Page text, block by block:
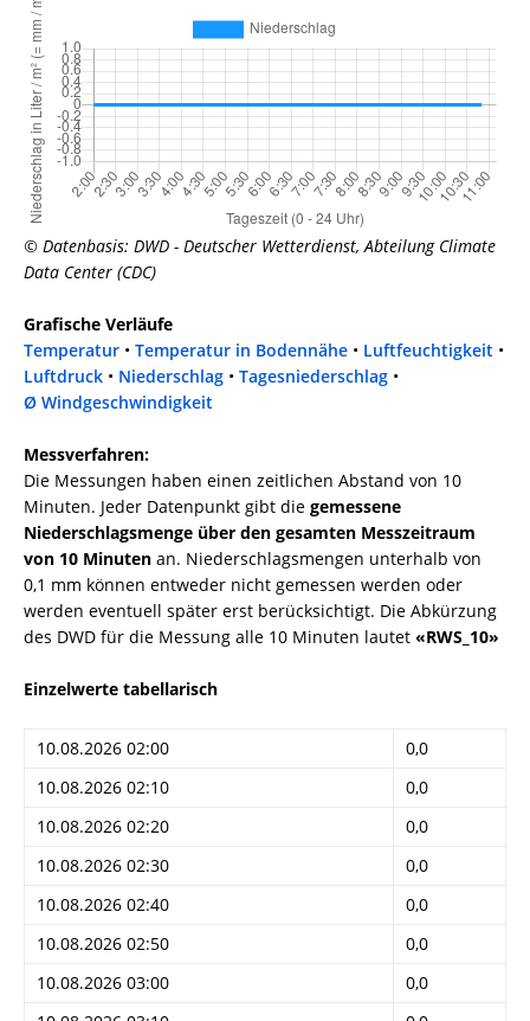
© Datenbasis: DWD - Deutscher Wetterdienst, Abteilung Climate
Data Center (CDC)
Grafische Verläufe
Temperatur • Temperatur in Bodennähe • Luftfeuchtigkeit •
Luftdruck • Niederschlag • Tagesniederschlag •
Ø Windgeschwindigkeit
Messverfahren:
Die Messungen haben einen zeitlichen Abstand von 10
Minuten. Jeder Datenpunkt gibt die gemessene
Niederschlagsmenge über den gesamten Messzeitraum
von 10 Minuten an. Niederschlagsmengen unterhalb von
0,1 mm können entweder nicht gemessen werden oder
werden eventuell später erst berücksichtigt. Die Abkürzung
des DWD für die Messung alle 10 Minuten lautet «RWS_10»
Einzelwerte tabellarisch
10.08.2026 02:00
0,0
10.08.2026 02:10
0,0
10.08.2026 02:20
0,0
10.08.2026 02:30
0,0
10.08.2026 02:40
0,0
10.08.2026 02:50
0,0
10.08.2026 03:00
0,0